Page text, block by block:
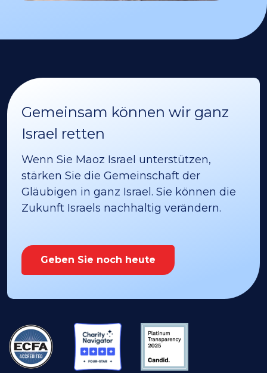
Gemeinsam können wir ganz
Israel retten
Wenn Sie Maoz Israel unterstützen,
stärken Sie die Gemeinschaft der
Gläubigen in ganz Israel. Sie können die
Zukunft Israels nachhaltig verändern.
Geben Sie noch heute